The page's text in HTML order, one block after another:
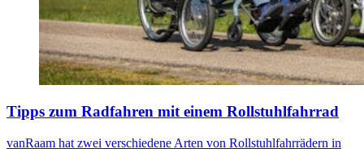
Tipps zum Radfahren mit einem Rollstuhlfahrrad
vanRaam hat zwei verschiedene Arten von Rollstuhlfahrrädern in